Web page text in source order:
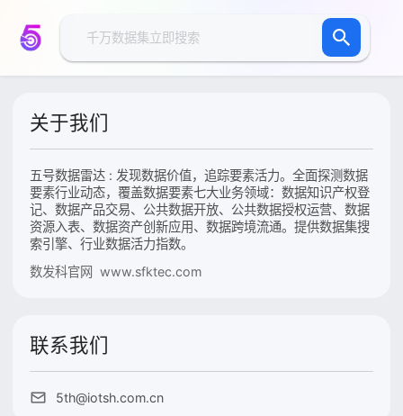
关于我们
五号数据雷达 : 发现数据价值，追踪要素活力。全面探测数据
要素行业动态，覆盖数据要素七大业务领域：数据知识产权登
记、数据产品交易、公共数据开放、公共数据授权运营、数据
资源入表、数据资产创新应用、数据跨境流通。提供数据集搜
索引擎、行业数据活力指数。
数发科官网 www.sfktec.com
联系我们
5th@iotsh.com.cn